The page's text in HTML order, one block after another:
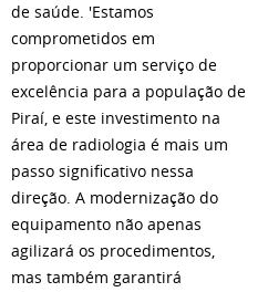
de saúde. 'Estamos
comprometidos em
proporcionar um serviço de
excelência para a população de
Piraí, e este investimento na
área de radiologia é mais um
passo significativo nessa
direção. A modernização do
equipamento não apenas
agilizará os procedimentos,
mas também garantirá